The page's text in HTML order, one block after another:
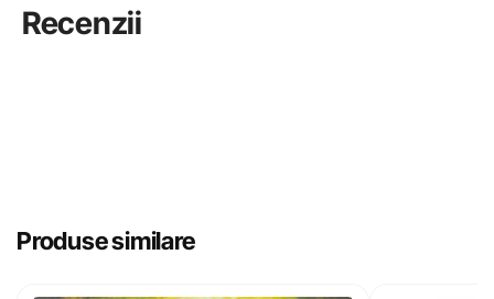
Recenzii
Produse similare